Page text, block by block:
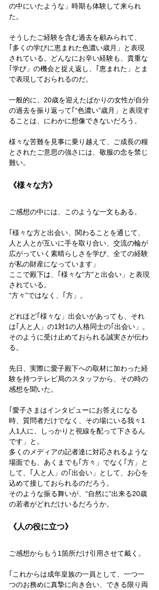
の中にいたような」時期も体験して来られ
た。
そうしたご経験を含む過去を顧みられて、
｢多くの学びに恵まれた色濃い歳月」と表現
されている。どんなにお辛い経験も、貴重な
｢学び」の機会と捉え返し、｢恵まれた」とま
で表現しておられるのだ。
一般的に、20歳を迎えたばかりの女性が自分
の過去を振り返って｢“色濃い”歳月」と表現す
ることは、にわかに想像できないだろう。
様々な苦難を見事に乗り越えて、ご成長の糧
とされたご意思の強さには、敬服の念を禁じ
難い。
《様々な方》
ご感想の中には、このような一文もある。
｢様々な方と出会い、関わることを通じて、
人と人とが互いに手を取り合い、交流の輪が
広がっていく素晴らしさを学び、全ての経験
が私の財産になっています」
ここで殿下は、｢様々な“方”と出会い」と表現
されている。
“方々”ではなく、｢方」。
どれほど｢様々な」出会いがあっても、それ
は｢人と人」の1対1の人格同士の｢出会い」。
そのように受け止めておられる誠実さが伝わ
る。
先日、実際に愛子殿下への取材に加わった経
験を持つテレビ局のスタッフから、その時の
感想を聞いた。
｢愛子さまはインタビューにお答えになる
時、質問者だけでなく、その場にいる我々1
人1人に、しっかりと視線を配って下さるん
です」と。
多くのメディアの記者達に対応されるような
場面でも、あくまでも｢方々」でなく｢方」と
して、｢人と人」の｢出会い」として、お心を
込めて接しておられるのだろう。
そのような振る舞いが、“自然に”出来る20歳
の若者がどれだけいるだろうか。
《人の役に立つ》
ご感想からもう1箇所だけ引用させて戴く。
｢これからは成年皇族の一員として、一つ一
つのお務めに真摯に向き合い、できる限り両